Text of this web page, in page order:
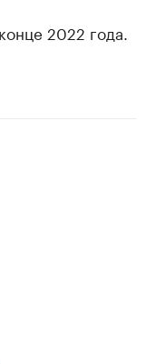
2022 года.